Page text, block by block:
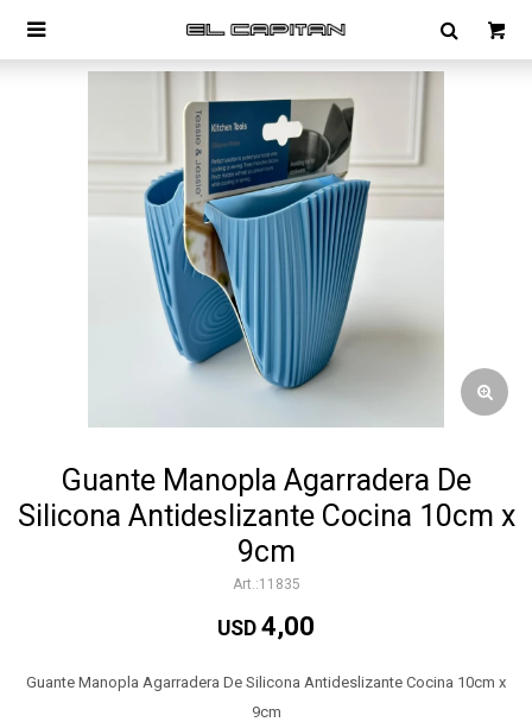

Guante Manopla Agarradera De
Silicona Antideslizante Cocina 10cm x
9cm
11835
USD 4,00
Guante Manopla Agarradera De Silicona Antideslizante Cocina 10cm x
9cm